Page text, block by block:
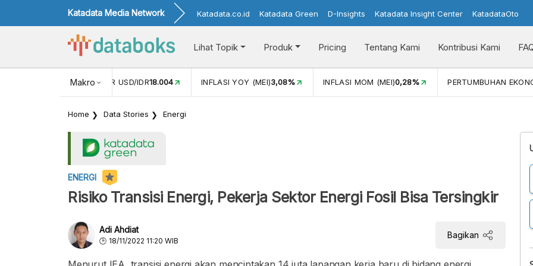
Katadata Media Network Katadata.co.id Katadata Green D-Insights Katadata Insight Center KatadataOto
Lihat Topik Produk Pricing Tentang Kami Kontribusi Kami
Makro
NILAI TUKAR USD/IDR18.004 INFLASI YOY (MEI)3,08% INFLASI MOM (MEI)0,28% PERTUMBUHAN
Home Data Stories Energi
ENERGI
Risiko Transisi Energi, Pekerja Sektor Energi Fosil Bisa Tersingkir
Adi Ahdiat
18/11/2022 11:20 WIB
Bagikan